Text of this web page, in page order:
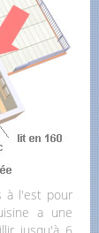
à l'est pour
a une